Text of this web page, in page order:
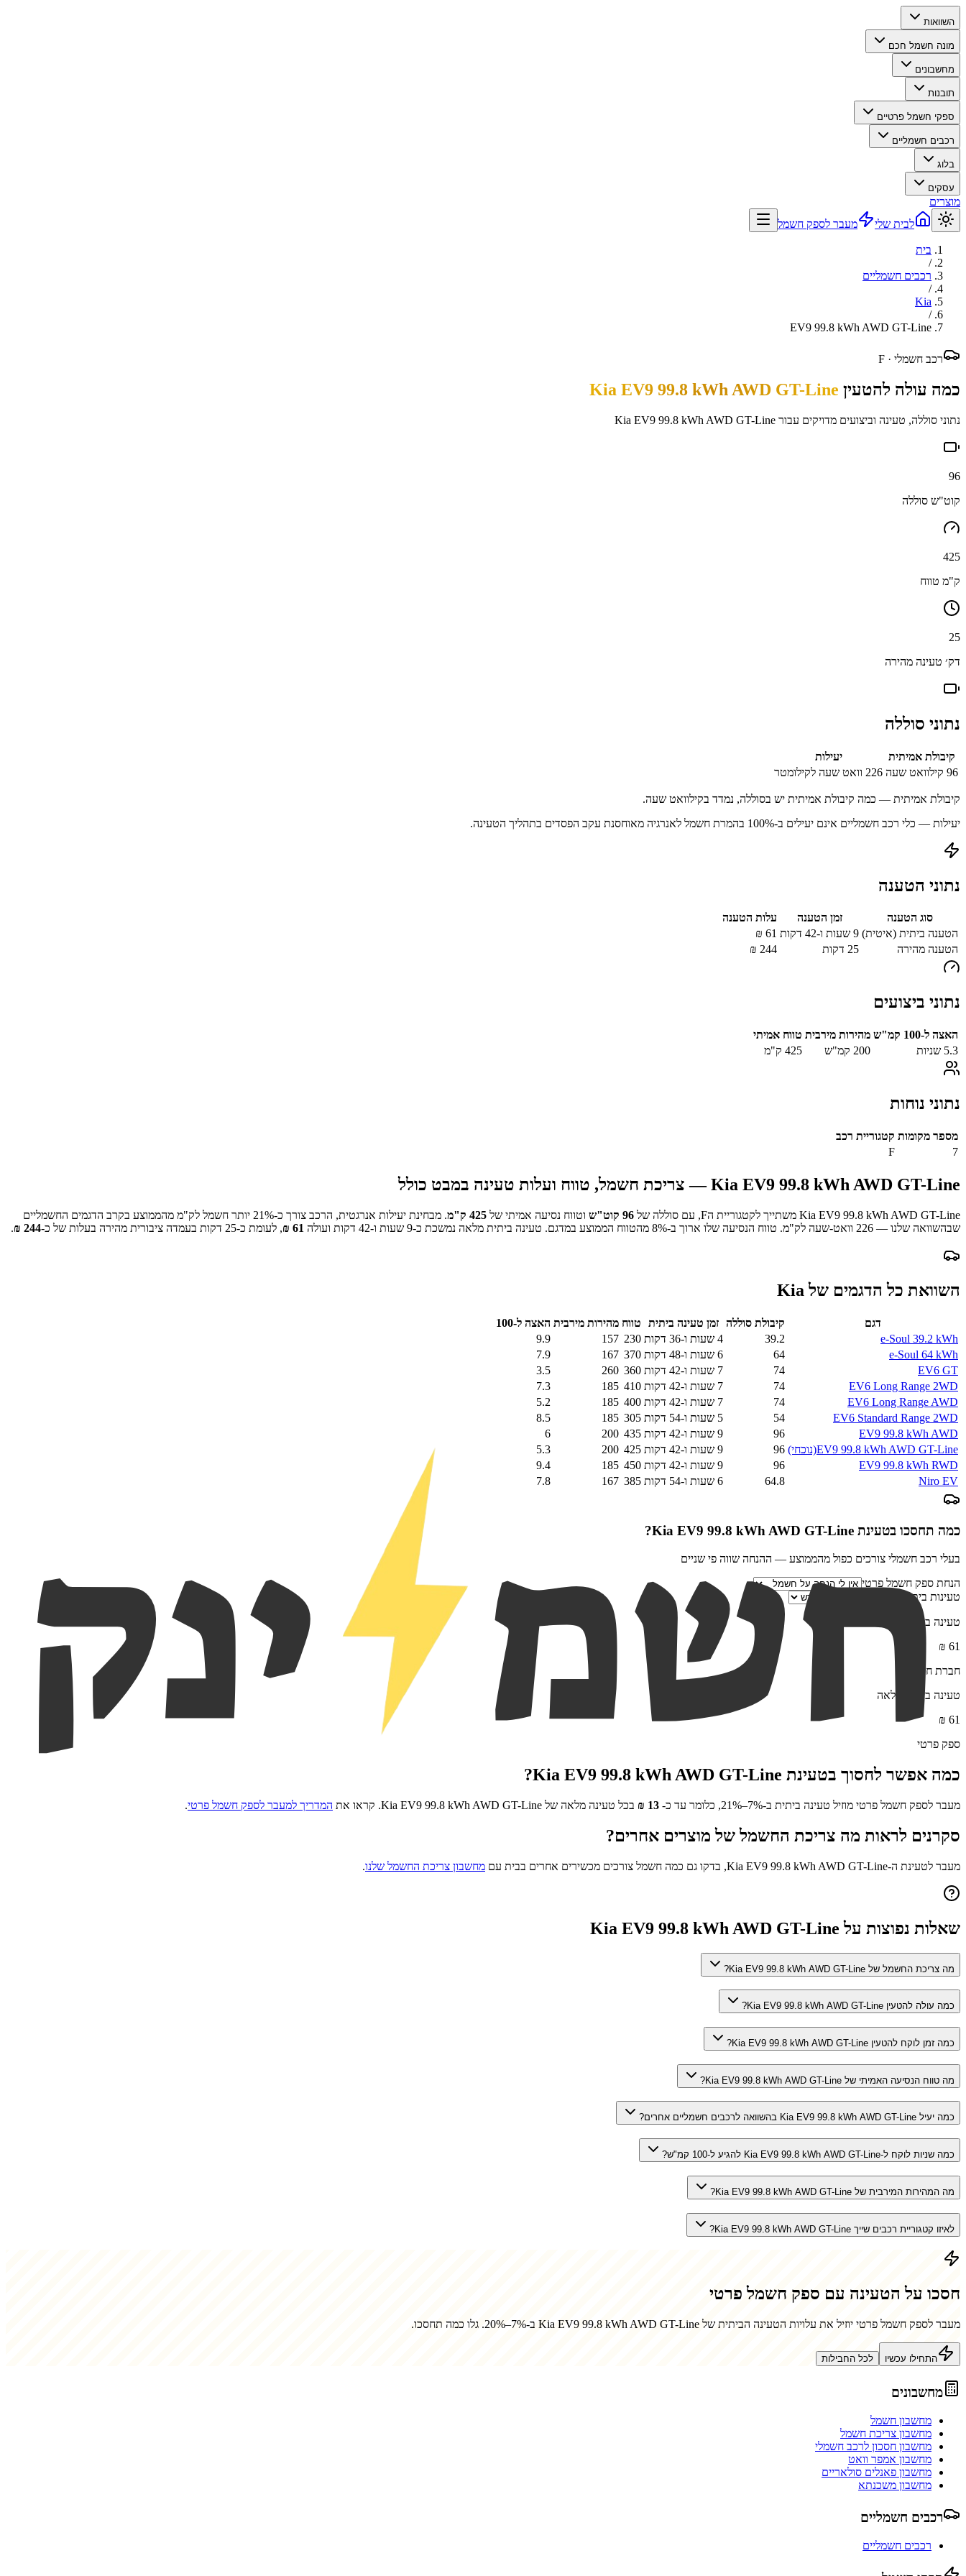
השוואות
מונה חשמל חכם
מחשבונים
תובנות
ספקי חשמל פרטיים
רכבים חשמליים
בלוג
עסקים
מוצרים
לבית שלי
מעבר לספק חשמל
בית
/
רכבים חשמליים
/
Kia
/
EV9 99.8 kWh AWD GT-Line
רכב חשמלי · F
כמה עולה להטעין Kia EV9 99.8 kWh AWD GT-Line
נתוני סוללה, טעינה וביצועים מדויקים עבור Kia EV9 99.8 kWh AWD GT-Line
96
קוט"ש סוללה
425
ק"מ טווח
25
דק׳ טעינה מהירה
נתוני סוללה
קיבולת אמיתית
יעילות
96 קילוואט שעה 226 וואט שעה לקילומטר
קיבולת אמיתית — כמה קיבולת אמיתית יש בסוללה, נמדד בקילוואט שעה.
יעילות — כלי רכב חשמליים אינם יעילים ב-100% בהמרת חשמל לאנרגיה מאוחסנת עקב הפסדים בתהליך הטעינה.
נתוני הטענה
סוג הטענה זמן הטענה
עלות הטענה
הטענה ביתית (איטית) 9 שעות ו-42 דקות 61
₪
הטענה מהירה
25 דקות 244
₪
נתוני ביצועים
האצה ל-100 קמ"ש מהירות מירבית טווח אמיתי
5.3 שניות 200 קמ"ש 425 ק"מ
נתוני נוחות
מספר מקומות קטגוריית רכב
7
F
Kia EV9 99.8 kWh AWD GT-Line— צריכת חשמל, טווח ועלות טעינה במבט כולל
Kia EV9 99.8 kWh AWD GT-Line משתייך לקטגוריית הF, עם סוללה של 96 קוט"ש וטווח נסיעה אמיתי של 425 ק"מ. מבחינת יעילות אנרגטית, הרכב צורך כ- 21 % יותר חשמל לק"מ מהממוצע בקרב הדגמים החשמליים
שבהשוואה שלנו — 226 וואט-שעה לק"מ. טווח הנסיעה שלו ארוך ב- 8% מהטווח הממוצע במדגם. טעינה ביתית מלאה נמשכת כ-9 שעות ו-42 דקות ועולה 61
₪, לעומת כ-25 דקות בעמדה ציבורית מהירה בעלות של כ-244
₪
.
השוואת כל הדגמים של Kia
דגם קיבולת סוללה זמן טעינה ביתית טווח מהירות מירבית האצה ל-100
e-Soul 39.2 kWh
39.2 4 שעות ו-36 דקות 230
157
9.9
e-Soul 64 kWh
64 6 שעות ו-48 דקות 370
167
7.9
EV6 GT
74 7 שעות ו-42 דקות 360
260
3.5
EV6 Long Range 2WD
74 7 שעות ו-42 דקות 410
185
7.3
EV6 Long Range AWD
74 7 שעות ו-42 דקות 400
185
5.2
EV6 Standard Range 2WD
54 5 שעות ו-54 דקות 305
185
8.5
EV9 99.8 kWh AWD
96 9 שעות ו-42 דקות 435
200
6
EV9 99.8 kWh AWD GT-Line(נוכחי) 96 9 שעות ו-42 דקות 425
200
5.3
EV9 99.8 kWh RWD
96 9 שעות ו-42 דקות 450
185
9.4
Niro EV
64.8 6 שעות ו-54 דקות 385
167
7.8
כמה תחסכו בטעינת Kia EV9 99.8 kWh AWD GT-Line
?
בעלי רכב חשמלי צורכים כפול מהממוצע — ההנחה שווה פי שניים
הנחת ספק חשמל פרטי
טעינות ביתיות בחודש
טעינה ביתית מלאה
61
₪
חברת חשמל
טעינה ביתית מלאה
61
₪
ספק פרטי
כמה אפשר לחסוך בטעינת Kia EV9 99.8 kWh AWD GT-Line
?
מעבר לספק חשמל פרטי מוזיל טעינה ביתית ב-7%–21%, כלומר עד כ- 13
₪ בכל טעינה מלאה של Kia EV9 99.8 kWh AWD GT-Line. קראו את המדריך למעבר לספק חשמל פרטי.
סקרנים לראות מה צריכת החשמל של מוצרים אחרים?
מעבר לטעינת ה-Kia EV9 99.8 kWh AWD GT-Line, בדקו גם כמה חשמל צורכים מכשירים אחרים בבית עם מחשבון צריכת החשמל שלנו.
שאלות נפוצות על Kia EV9 99.8 kWh AWD GT-Line
מה צריכת החשמל של Kia EV9 99.8 kWh AWD GT-Line?
כמה עולה להטעין Kia EV9 99.8 kWh AWD GT-Line?
כמה זמן לוקח להטעין Kia EV9 99.8 kWh AWD GT-Line?
מה טווח הנסיעה האמיתי של Kia EV9 99.8 kWh AWD GT-Line?
כמה יעיל Kia EV9 99.8 kWh AWD GT-Line בהשוואה לרכבים חשמליים אחרים?
כמה שניות לוקח ל-Kia EV9 99.8 kWh AWD GT-Line להגיע ל-100 קמ"ש?
מה המהירות המירבית של Kia EV9 99.8 kWh AWD GT-Line?
לאיזו קטגוריית רכבים שייך Kia EV9 99.8 kWh AWD GT-Line?
חסכו על הטעינה עם ספק חשמל פרטי
מעבר לספק חשמל פרטי יוזיל את עלויות הטעינה הביתית של Kia EV9 99.8 kWh AWD GT-Line ב-7%–20%. גלו כמה תחסכו.
התחילו עכשיו לכל החבילות
מחשבונים
מחשבון חשמל
מחשבון צריכת חשמל
מחשבון חסכון לרכב חשמלי
מחשבון אמפר וואט
מחשבון פאנלים סולאריים
מחשבון משכנתא
רכבים חשמליים
רכבים חשמליים